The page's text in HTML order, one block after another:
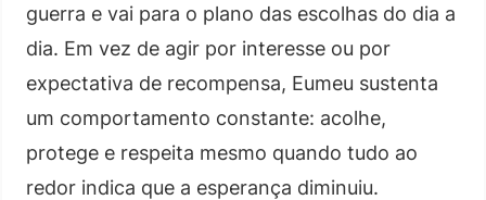
guerra e vai para o plano das escolhas do dia a
dia. Em vez de agir por interesse ou por
expectativa de recompensa, Eumeu sustenta
um comportamento constante: acolhe,
protege e respeita mesmo quando tudo ao
redor indica que a esperança diminuiu.